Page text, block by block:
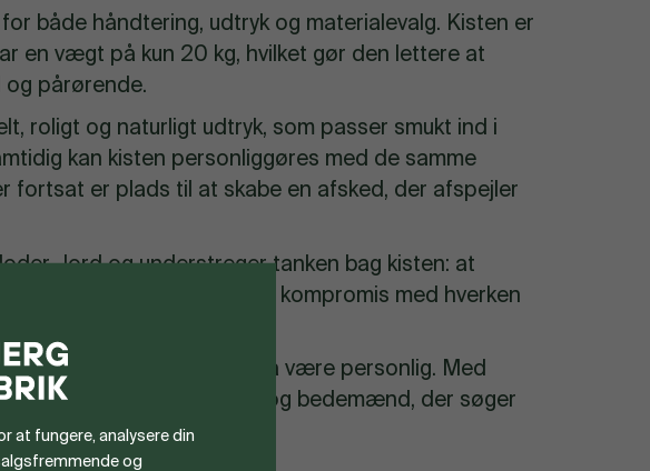
både håndtering, udtryk og materialevalg. Kisten er
en vægt på kun 20 kg, hvilket gør den lettere at
pårørende.
roligt og naturligt udtryk, som passer smukt ind i
kan kisten personliggøres med de samme
fortsat er plads til at skabe en afsked, der afspejler
Jord og understreger tanken bag kisten: at
grøn retning, uden at gå på kompromis med hverken
vi på, at afskeden gerne må være personlig. Med
en mulighed til de familier og bedemænd, der søger
at fungere, analysere din
og